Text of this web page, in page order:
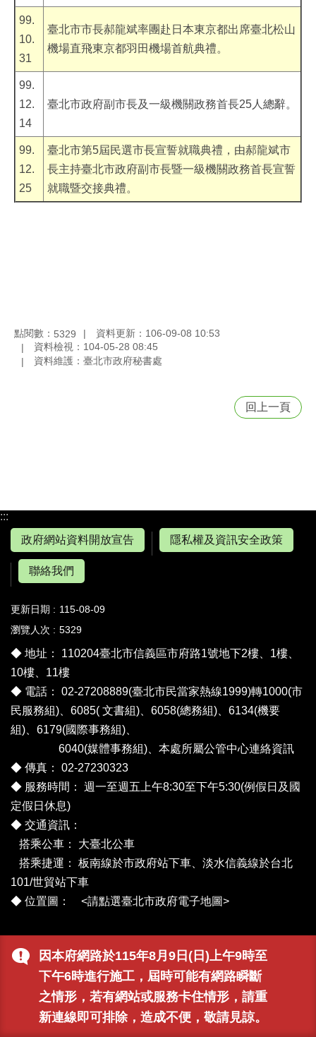
因本府網路於115年8月9日(日)上午9時至
下午6時進行施工，屆時可能有網路瞬斷
之情形，若有網站或服務卡住情形，請重
新連線即可排除，造成不便，敬請見諒。
99.
10.
31
臺北市市長郝龍斌率團赴日本東京都出席臺北松山
機場直飛東京都羽田機場首航典禮。
99.
12.
14
臺北市政府副市長及一級機關政務首長25人總辭。
99.
12.
25
臺北市第5屆民選市長宣誓就職典禮，由郝龍斌市
長主持臺北市政府副市長暨一級機關政務首長宣誓
就職暨交接典禮。
點閱數： 5329
資料更新：106-09-08 10:53
資料檢視：104-05-28 08:45
資料維護：臺北市政府秘書處
回上一頁
:::
政府網站資料開放宣告
隱私權及資訊安全政策
聯絡我們
更新日期
115-08-09
瀏覽人次
5329
◆ 地址： 110204臺北市信義區市府路1號地下2樓、1樓、
10樓、11樓
◆ 電話： 02-27208889(臺北市民當家熱線1999)轉1000(市
民服務組)、6085( 文書組)、6058(總務組)、6134(機要
組)、6179(國際事務組)、
6040(媒體事務組)、 本處所屬公管中心連絡資訊
◆ 傳真： 02-27230323
◆ 服務時間： 週一至週五上午8:30至下午5:30(例假日及國
定假日休息)
◆ 交通資訊：
搭乘公車： 大臺北公車
搭乘捷運： 板南線於市政府站下車、淡水信義線於台北
101/世貿站下車
◆ 位置圖： <請點選臺北市政府電子地圖>